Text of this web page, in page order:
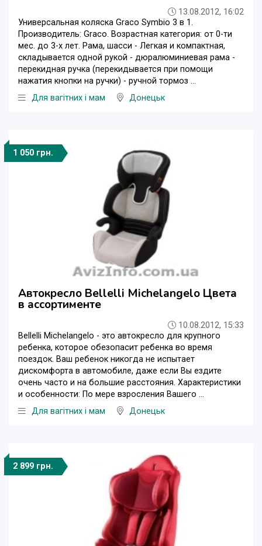
13.08.2012, 16:02
Универсальная коляска Graco Symbio 3 в 1.
Производитель: Graco. Возрастная категория: от 0-ти
мес. до 3-х лет. Рама, шасси - Легкая и компактная,
складывается одной рукой - дюралюминиевая рама -
перекидная ручка (перекидывается при помощи
нажатия кнопки на ручки) - ручной тормоз ...
Для вагітних і мам
Донецьк
1 050 грн.
Автокресло Bellelli Michelangelo Цвета
в ассортименте
10.08.2012, 15:33
Bellelli Michelangelo - это автокресло для крупного
ребенка, которое обезопасит ребенка во время
поездок. Ваш ребенок никогда не испытает
дискомфорта в автомобиле, даже если Вы ездите
очень часто и на большие расстояния. Характеристики
и особенности: По мере взросления Вашего ...
Для вагітних і мам
Донецьк
2 899 грн.